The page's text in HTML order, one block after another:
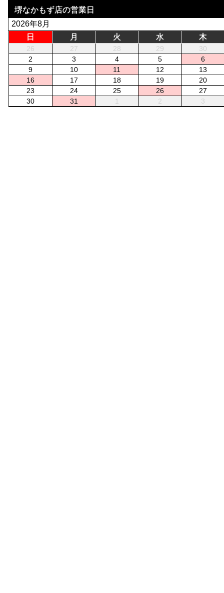
堺なかもず店の営業日
2026年8月
日
月 火 水 木
26 27 28 29
30
2
3 4 5
6
9
10 11 12
13
16
17 18 19
20
23
24 25 26
27
30
31 1 2 3